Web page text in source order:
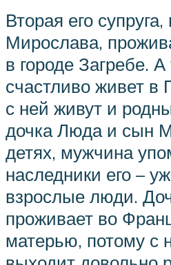
Вторая его
Мирослава,
в городе Загребе.
счастливо живет
с ней живут и
дочка Люда и сын
детях, мужчина
наследники его –
взрослые люди.
проживает во
матерью, потому с